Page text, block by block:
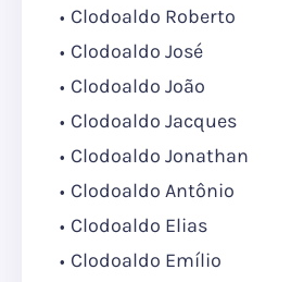
Clodoaldo Roberto
Clodoaldo José
Clodoaldo João
Clodoaldo Jacques
Clodoaldo Jonathan
Clodoaldo Antônio
Clodoaldo Elias
Clodoaldo Emílio